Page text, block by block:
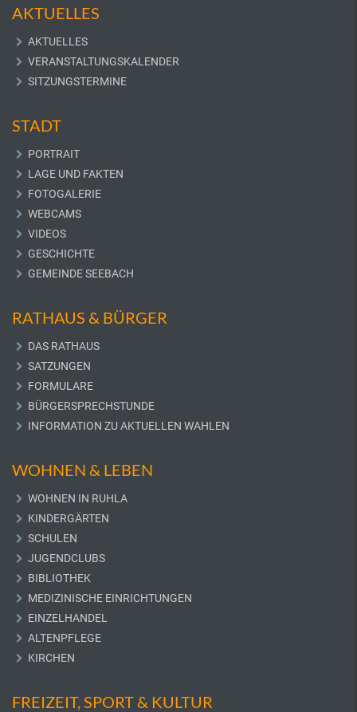
AKTUELLES
AKTUELLES
VERANSTALTUNGSKALENDER
SITZUNGSTERMINE
STADT
PORTRAIT
LAGE UND FAKTEN
FOTOGALERIE
WEBCAMS
VIDEOS
GESCHICHTE
GEMEINDE SEEBACH
RATHAUS & BÜRGER
DAS RATHAUS
SATZUNGEN
FORMULARE
BÜRGERSPRECHSTUNDE
INFORMATION ZU AKTUELLEN WAHLEN
WOHNEN & LEBEN
WOHNEN IN RUHLA
KINDERGÄRTEN
SCHULEN
JUGENDCLUBS
BIBLIOTHEK
MEDIZINISCHE EINRICHTUNGEN
EINZELHANDEL
ALTENPFLEGE
KIRCHEN
FREIZEIT, SPORT & KULTUR